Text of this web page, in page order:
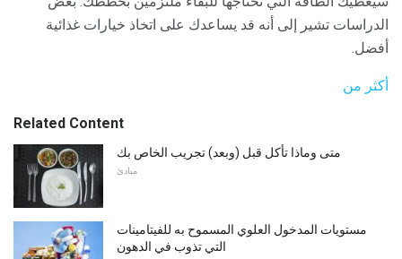
الدراسات تشير إلى أنه قد يساعدك على اتخاذ خيارات غذائية
أفضل.
أكثر من
Related Content
متى وماذا تأكل قبل (وبعد) تجريب الخاص بك
مبادئ
مستويات المدخول العلوي المسموح به للفيتامينات
التي تذوب في الدهون